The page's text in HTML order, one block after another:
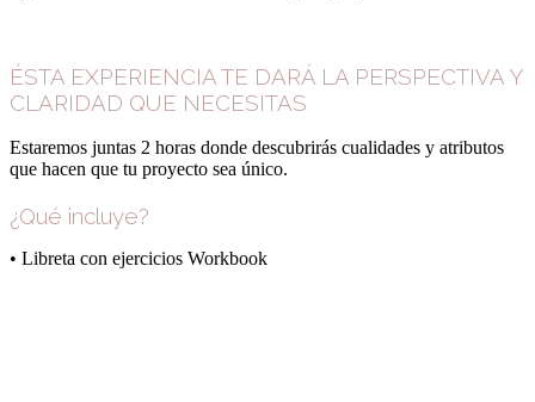
ÉSTA EXPERIENCIA TE DARÁ LA PERSPECTIVA Y
CLARIDAD QUE NECESITAS
Estaremos juntas 2 horas donde descubrirás cualidades y atributos
que hacen que tu proyecto sea único.
¿Qué incluye?
• Libreta con ejercicios Workbook